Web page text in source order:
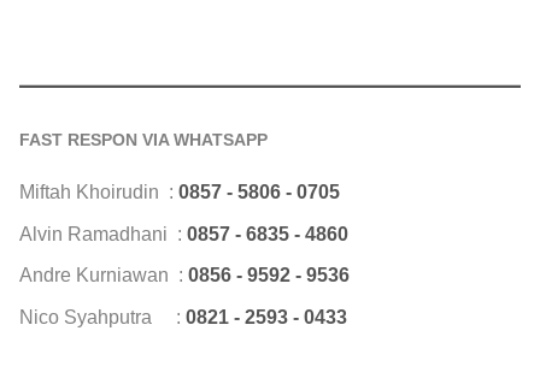
FAST RESPON VIA WHATSAPP
Miftah Khoirudin : 0857 - 5806 - 0705
Alvin Ramadhani : 0857 - 6835 - 4860
Andre Kurniawan : 0856 - 9592 - 9536
Nico Syahputra : 0821 - 2593 - 0433